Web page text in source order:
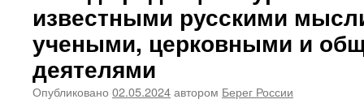
ЧАДАМ
МИТРОПОЛИТА
ВЕНИАМИНА
известными русскими
учеными, церковными и
деятелями
Опубликовано 02.05.2024автором Берег России